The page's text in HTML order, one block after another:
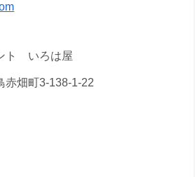
ト いろは屋
赤畑町3-138-1-22